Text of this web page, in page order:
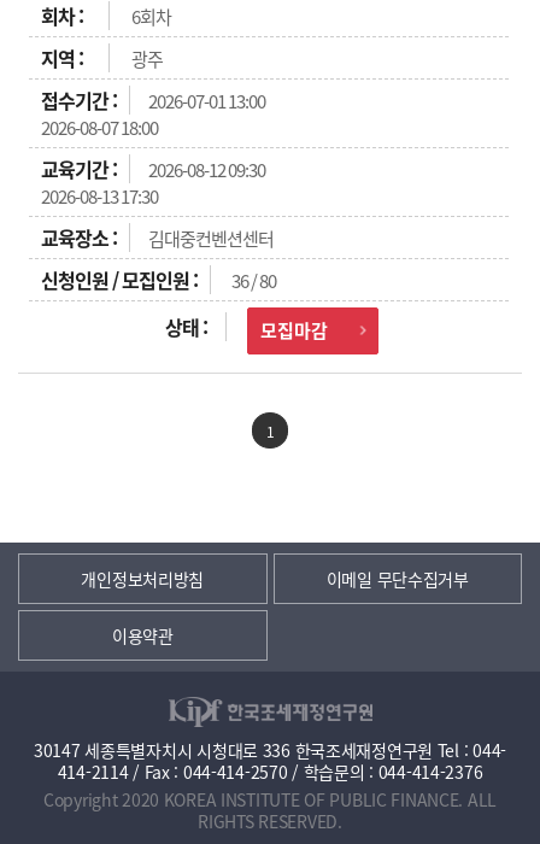
6회차
광주
2026-07-01 13:00
2026-08-07 18:00
2026-08-12 09:30
2026-08-13 17:30
김대중컨벤션센터
36 / 80
모집마감
1
개인정보처리방침 이메일 무단수집거부
이용약관
30147 세종특별자치시 시청대로 336 한국조세재정연구원 Tel : 044-
414-2114 / Fax : 044-414-2570 / 학습문의 : 044-414-2376
Copyright 2020 KOREA INSTITUTE OF PUBLIC FINANCE. ALL
RIGHTS RESERVED.